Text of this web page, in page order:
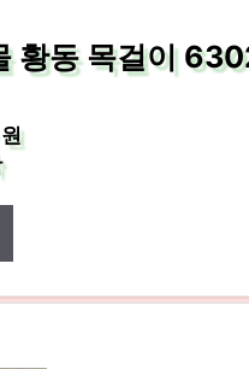
황동 목걸이